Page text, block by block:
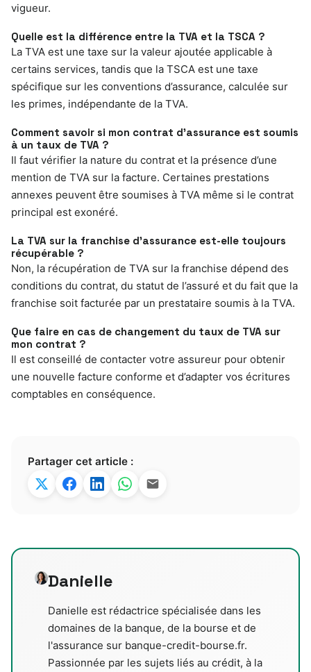
vigueur.
Quelle est la différence entre la TVA et la TSCA ?
La TVA est une taxe sur la valeur ajoutée applicable à
certains services, tandis que la TSCA est une taxe
spécifique sur les conventions d’assurance, calculée sur
les primes, indépendante de la TVA.
Comment savoir si mon contrat d’assurance est soumis
à un taux de TVA ?
Il faut vérifier la nature du contrat et la présence d’une
mention de TVA sur la facture. Certaines prestations
annexes peuvent être soumises à TVA même si le contrat
principal est exonéré.
La TVA sur la franchise d’assurance est-elle toujours
récupérable ?
Non, la récupération de TVA sur la franchise dépend des
conditions du contrat, du statut de l’assuré et du fait que la
franchise soit facturée par un prestataire soumis à la TVA.
Que faire en cas de changement du taux de TVA sur
mon contrat ?
Il est conseillé de contacter votre assureur pour obtenir
une nouvelle facture conforme et d’adapter vos écritures
comptables en conséquence.
Partager cet article :
Danielle
Danielle est rédactrice spécialisée dans les
domaines de la banque, de la bourse et de
l'assurance sur banque-credit-bourse.fr.
Passionnée par les sujets liés au crédit, à la